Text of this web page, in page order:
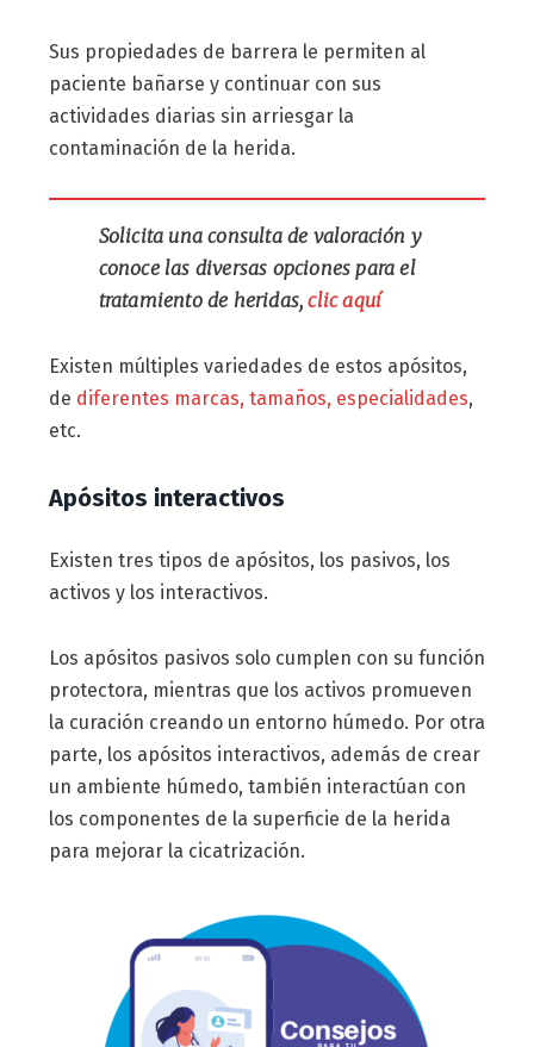
Sus propiedades de barrera le permiten al
paciente bañarse y continuar con sus
actividades diarias sin arriesgar la
contaminación de la herida.
Solicita una consulta de valoración y
conoce las diversas opciones para el
tratamiento de heridas,clic aquí
Existen múltiples variedades de estos apósitos,
de diferentes marcas, tamaños, especialidades,
etc.
Apósitos interactivos
Existen tres tipos de apósitos, los pasivos, los
activos y los interactivos.
Los apósitos pasivos solo cumplen con su función
protectora, mientras que los activos promueven
la curación creando un entorno húmedo. Por otra
parte, los apósitos interactivos, además de crear
un ambiente húmedo, también interactúan con
los componentes de la superficie de la herida
para mejorar la cicatrización.